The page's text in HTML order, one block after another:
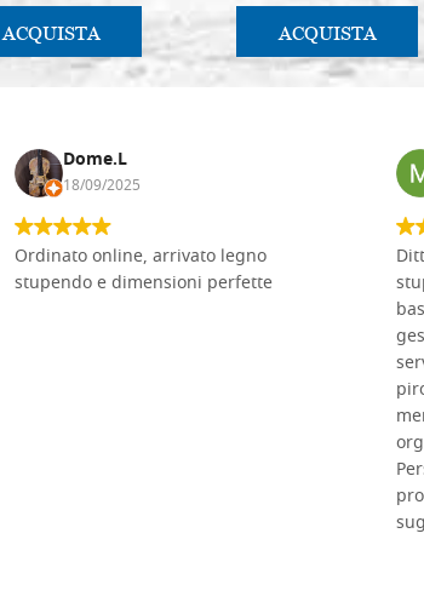
ACQUISTA ACQUISTA
Dome.L
18/09/2025
Ordinato online, arrivato legno
stupendo e dimensioni perfette